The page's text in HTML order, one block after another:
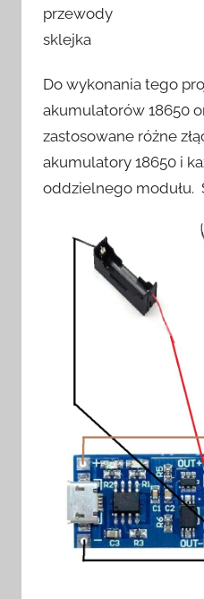
przewody
sklejka
Do wykonania tego
akumulatorów 18650
zastosowane różne
akumulatory 18650 i
oddzielnego modułu.